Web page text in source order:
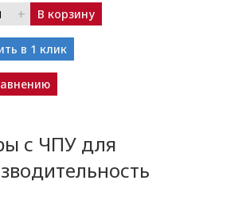
+ В корзину
в 1 клик
с ЧПУ для